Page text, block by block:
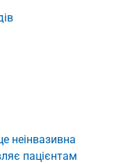
неінвазивна
пацієнтам